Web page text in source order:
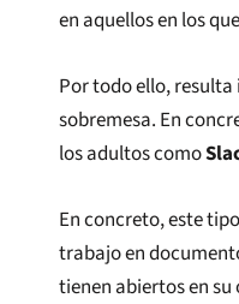
en aquellos en los
Por todo ello,
sobremesa. En
los adultos como
En concreto, este
trabajo en
tienen abiertos en